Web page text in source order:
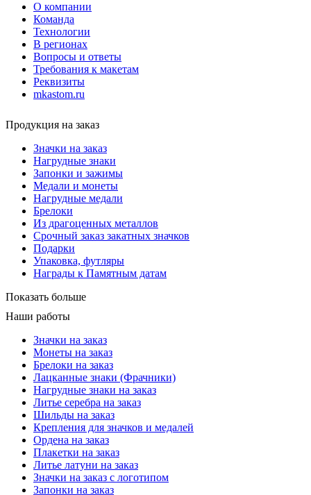
О компании
Команда
Технологии
В регионах
Вопросы и ответы
Требования к макетам
Реквизиты
mkastom.ru
Продукция на заказ
Значки на заказ
Нагрудные знаки
Запонки и зажимы
Медали и монеты
Нагрудные медали
Брелоки
Из драгоценных металлов
Срочный заказ закатных значков
Подарки
Упаковка, футляры
Награды к Памятным датам
Показать больше
Наши работы
Значки на заказ
Монеты на заказ
Брелоки на заказ
Лацканные знаки (Фрачники)
Нагрудные знаки на заказ
Литье серебра на заказ
Шильды на заказ
Крепления для значков и медалей
Ордена на заказ
Плакетки на заказ
Литье латуни на заказ
Значки на заказ с логотипом
Запонки на заказ